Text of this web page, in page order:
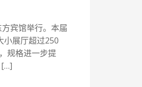
宾馆举行。本届
小展厅超过250
规格进一步提
[…]